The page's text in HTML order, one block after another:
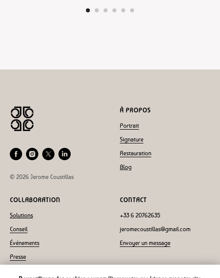
© 2026 Jerome Coustillas
À PROPOS
Portrait
Signature
Restauration
Blog
COLLABORATION
Solutions
Conseil
Événements
Presse
CONTACT
+33 6 20762635
jeromecoustillas@gmail.com
Envoyer un message